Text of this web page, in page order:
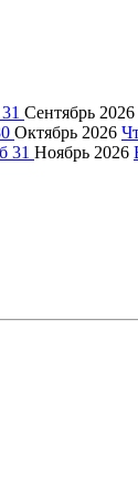
31 Сентябрь 2026
Октябрь 2026
31 Ноябрь 2026